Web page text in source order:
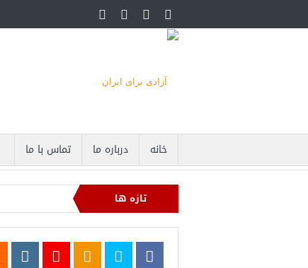
خانه درباره ما تماس با ما
تازه ها